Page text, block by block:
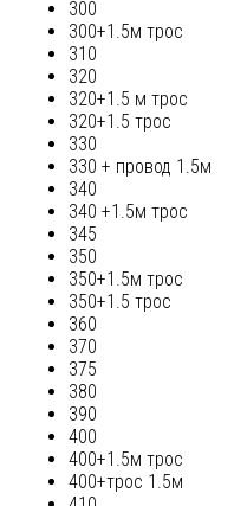
300
300+1.5м трос
310
320
320+1.5 м трос
320+1.5 трос
330
330 + провод 1.5м
340
340 +1.5м трос
345
350
350+1.5м трос
350+1.5 трос
360
370
375
380
390
400
400+1.5м трос
400+трос 1.5м